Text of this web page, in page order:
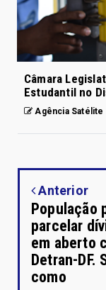
Câmara
Estudantil no
Agência Satélite
Anterior
População
parcelar
em aberto
Detran-DF.
como